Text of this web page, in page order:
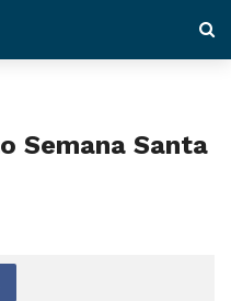
Semana Santa